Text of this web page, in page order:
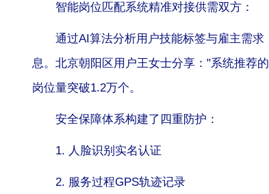
智能岗位匹配系统精准对接供需双方：
通过AI算法分析用户技能标签与雇主需
息。北京朝阳区用户王女士分享："系统推荐
岗位量突破1.2万个。
安全保障体系构建了四重防护：
1. 人脸识别实名认证
2. 服务过程GPS轨迹记录